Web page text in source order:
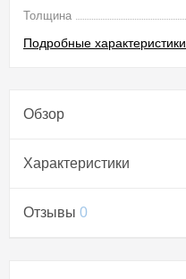
Толщина
Подробные характеристики
Обзор
Характеристики
Отзывы 0